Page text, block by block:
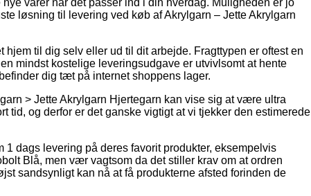
løsning til levering ved køb af Akrylgarn – Jette Akrylgarn
til dig selv eller ud til dit arbejde. Fragttypen er oftest en
mindst kostelige leveringsudgave er utvivlsomt at hente
dig tæt på internet shoppens lager.
> Jette Akrylgarn Hjertegarn kan vise sig at være ultra
tid, og derfor er det ganske vigtigt at vi tjekker den estimerede
dags levering på deres favorit produkter, eksempelvis
Blå, men vær vagtsom da det stiller krav om at ordren
sandsynligt kan nå at få produkterne afsted forinden de